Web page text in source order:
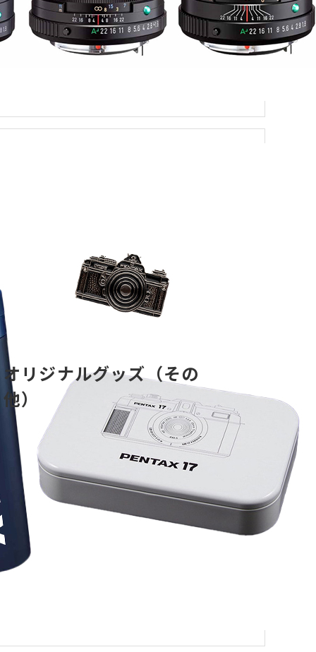
オリジナルグッズ（その
他）